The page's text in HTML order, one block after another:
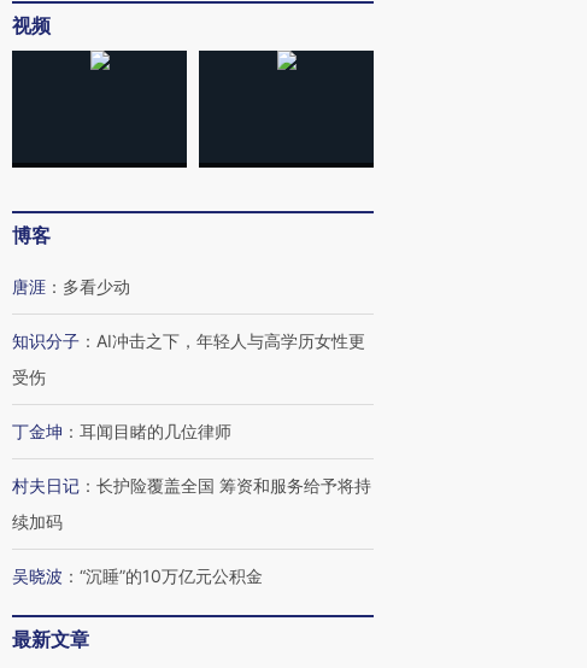
视频
博客
唐涯 ： 多看少动
知识分子 ： AI冲击之下，年轻人与高学历女性更
受伤
丁金坤 ： 耳闻目睹的几位律师
村夫日记 ： 长护险覆盖全国 筹资和服务给予将持
续加码
吴晓波 ： “沉睡”的10万亿元公积金
最新文章